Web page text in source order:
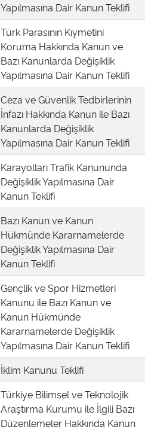
Yapılmasına Dair Kanun Teklifi
Türk Parasının Kıymetini
Koruma Hakkında Kanun ve
Bazı Kanunlarda Değişiklik
Yapılmasına Dair Kanun Teklifi
Ceza ve Güvenlik Tedbirlerinin
İnfazı Hakkında Kanun ile Bazı
Kanunlarda Değişiklik
Yapılmasına Dair Kanun Teklifi
Karayolları Trafik Kanununda
Değişiklik Yapılmasına Dair
Kanun Teklifi
Bazı Kanun ve Kanun
Hükmünde Kararnamelerde
Değişiklik Yapılmasına Dair
Kanun Teklifi
Gençlik ve Spor Hizmetleri
Kanunu ile Bazı Kanun ve
Kanun Hükmünde
Kararnamelerde Değişiklik
Yapılmasına Dair Kanun Teklifi
İklim Kanunu Teklifi
Türkiye Bilimsel ve Teknolojik
Araştırma Kurumu ile İlgili Bazı
Düzenlemeler Hakkında Kanun